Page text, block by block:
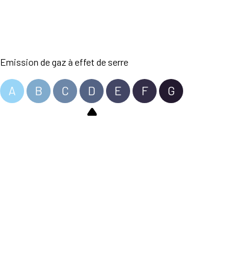
Emission de gaz à effet de serre
A B C D E F G